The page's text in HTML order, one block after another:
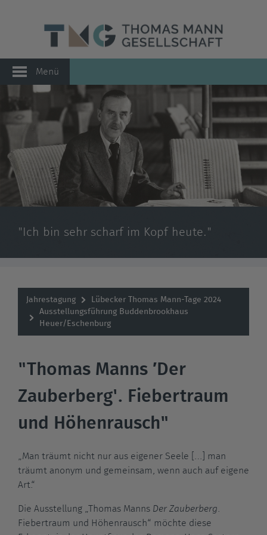
Menü
"Ich bin sehr scharf im Kopf heute."
Jahrestagung
Lübecker Thomas Mann-Tage 2024
Ausstellungsführung Buddenbrookhaus
Heuer/Eschenburg
"Thomas Manns ′Der
Zauberberg'. Fiebertraum
und Höhenrausch"
„Man träumt nicht nur aus eigener Seele […] man
träumt anonym und gemeinsam, wenn auch auf eigene
Art.“
Die Ausstellung „Thomas Manns Der Zauberberg.
Fiebertraum und Höhenrausch“ möchte diese